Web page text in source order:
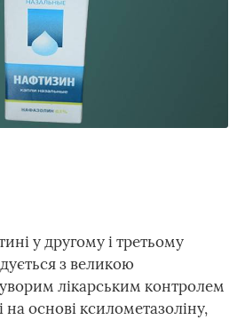
у другому і третьому
з великою
лікарським контролем
на основі ксилометазоліну,